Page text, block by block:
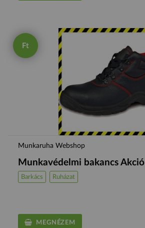
Ft
Munkaruha Webshop
Munkavédelmi bakancs Akció
Barkács Ruházat
MEGNÉZEM